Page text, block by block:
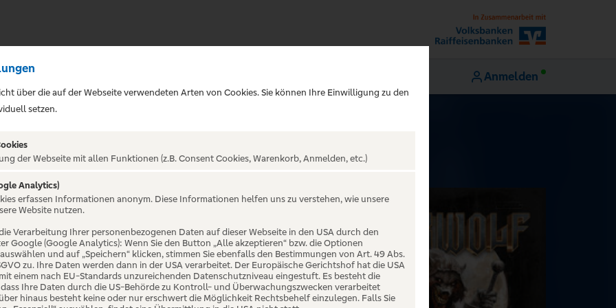
Anmelden
- European
über die auf der Webseite verwendeten Arten von Cookies. Sie können Ihre Einwilligung zu den
setzen.
der Webseite mit allen Funktionen (z.B. Consent Cookies, Warenkorb, Anmelden, etc.)
Analytics)
erfassen Informationen anonym. Diese Informationen helfen uns zu verstehen, wie unsere
Website nutzen.
Verarbeitung Ihrer personenbezogenen Daten auf dieser Webseite in den USA durch den
Google (Google Analytics): Wenn Sie den Button „Alle akzeptieren“ bzw. die Optionen
und auf „Speichern“ klicken, stimmen Sie ebenfalls den Bestimmungen von Art. 49 Abs.
zu. Ihre Daten werden dann in der USA verarbeitet. Der Europäische Gerichtshof hat die USA
einem nach EU-Standards unzureichenden Datenschutzniveau eingestuft. Es besteht die
Ihre Daten durch die US-Behörde zu Kontroll- und Überwachungszwecken verarbeitet
hinaus besteht keine oder nur erschwert die Möglichkeit Rechtsbehelf einzulegen. Falls Sie